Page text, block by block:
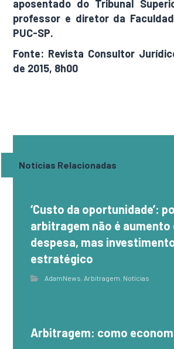
aposentado do Tribunal
professor e diretor da
PUC-SP.
Fonte: Revista Consultor
de 2015, 8h00
Notícias Relacionadas
‘Custo da oportunidade’:
arbitragem não é aumento
despesa, mas
estratégico
AdamNews, Arbitragem, Notícias
Arbitragem: como